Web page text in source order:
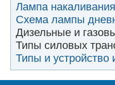
Лампа
Схема лампы
Дизельные и
Типы силовых
Типы и устройство